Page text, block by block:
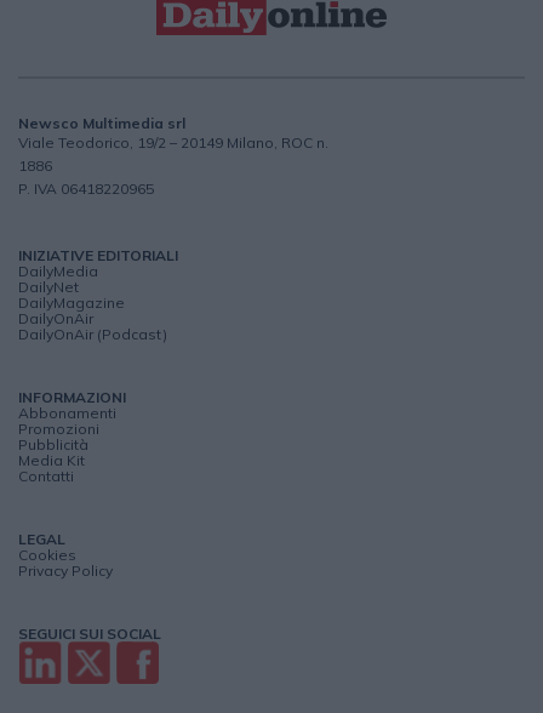
Newsco Multimedia srl
Viale Teodorico, 19/2 – 20149 Milano, ROC n.
1886
P. IVA 06418220965
INIZIATIVE EDITORIALI
DailyMedia
DailyNet
DailyMagazine
DailyOnAir
DailyOnAir (Podcast)
INFORMAZIONI
Abbonamenti
Promozioni
Pubblicità
Media Kit
Contatti
LEGAL
Cookies
Privacy Policy
SEGUICI SUI SOCIAL